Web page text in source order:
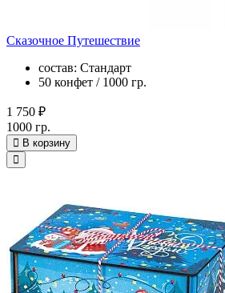
Сказочное Путешествие
состав: Стандарт
50 конфет / 1000 гр.
1 750 ₽
1000 гр.
В корзину